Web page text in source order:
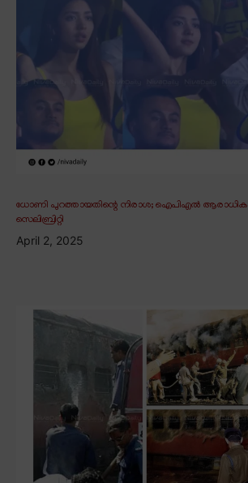
ധോണി പുറത്തായതിന്റെ നിരാശ; ഐപിഎൽ ആരാധിക
സെലിബ്രിറ്റി
April 2, 2025